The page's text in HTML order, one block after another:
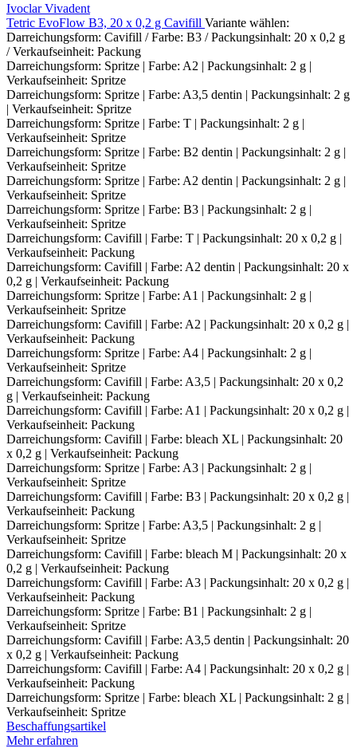
Ivoclar Vivadent
Tetric EvoFlow B3, 20 x 0,2 g Cavifill Variante wählen:
Darreichungsform: Cavifill / Farbe: B3 / Packungsinhalt: 20 x 0,2 g
/ Verkaufseinheit: Packung
Darreichungsform: Spritze | Farbe: A2 | Packungsinhalt: 2 g |
Verkaufseinheit: Spritze
Darreichungsform: Spritze | Farbe: A3,5 dentin | Packungsinhalt: 2 g
| Verkaufseinheit: Spritze
Darreichungsform: Spritze | Farbe: T | Packungsinhalt: 2 g |
Verkaufseinheit: Spritze
Darreichungsform: Spritze | Farbe: B2 dentin | Packungsinhalt: 2 g |
Verkaufseinheit: Spritze
Darreichungsform: Spritze | Farbe: A2 dentin | Packungsinhalt: 2 g |
Verkaufseinheit: Spritze
Darreichungsform: Spritze | Farbe: B3 | Packungsinhalt: 2 g |
Verkaufseinheit: Spritze
Darreichungsform: Cavifill | Farbe: T | Packungsinhalt: 20 x 0,2 g |
Verkaufseinheit: Packung
Darreichungsform: Cavifill | Farbe: A2 dentin | Packungsinhalt: 20 x
0,2 g | Verkaufseinheit: Packung
Darreichungsform: Spritze | Farbe: A1 | Packungsinhalt: 2 g |
Verkaufseinheit: Spritze
Darreichungsform: Cavifill | Farbe: A2 | Packungsinhalt: 20 x 0,2 g |
Verkaufseinheit: Packung
Darreichungsform: Spritze | Farbe: A4 | Packungsinhalt: 2 g |
Verkaufseinheit: Spritze
Darreichungsform: Cavifill | Farbe: A3,5 | Packungsinhalt: 20 x 0,2
g | Verkaufseinheit: Packung
Darreichungsform: Cavifill | Farbe: A1 | Packungsinhalt: 20 x 0,2 g |
Verkaufseinheit: Packung
Darreichungsform: Cavifill | Farbe: bleach XL | Packungsinhalt: 20
x 0,2 g | Verkaufseinheit: Packung
Darreichungsform: Spritze | Farbe: A3 | Packungsinhalt: 2 g |
Verkaufseinheit: Spritze
Darreichungsform: Cavifill | Farbe: B3 | Packungsinhalt: 20 x 0,2 g |
Verkaufseinheit: Packung
Darreichungsform: Spritze | Farbe: A3,5 | Packungsinhalt: 2 g |
Verkaufseinheit: Spritze
Darreichungsform: Cavifill | Farbe: bleach M | Packungsinhalt: 20 x
0,2 g | Verkaufseinheit: Packung
Darreichungsform: Cavifill | Farbe: A3 | Packungsinhalt: 20 x 0,2 g |
Verkaufseinheit: Packung
Darreichungsform: Spritze | Farbe: B1 | Packungsinhalt: 2 g |
Verkaufseinheit: Spritze
Darreichungsform: Cavifill | Farbe: A3,5 dentin | Packungsinhalt: 20
x 0,2 g | Verkaufseinheit: Packung
Darreichungsform: Cavifill | Farbe: A4 | Packungsinhalt: 20 x 0,2 g |
Verkaufseinheit: Packung
Darreichungsform: Spritze | Farbe: bleach XL | Packungsinhalt: 2 g |
Verkaufseinheit: Spritze
Beschaffungsartikel
Mehr erfahren